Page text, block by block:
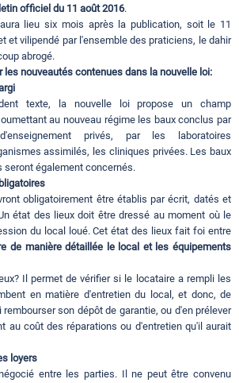
officiel du 11 août 2016.
lieu six mois après la publication, soit le 11
et vilipendé par l'ensemble des praticiens, le dahir
abrogé.
les nouveautés contenues dans la nouvelle loi:
texte, la nouvelle loi propose un champ
au nouveau régime les baux conclus par
privés, par les laboratoires
assimilés, les cliniques privées. Les baux
seront également concernés.
obligatoirement être établis par écrit, datés et
état des lieux doit être dressé au moment où le
du local loué. Cet état des lieux fait foi entre
de manière détaillée le local et les équipements
Il permet de vérifier si le locataire a rempli les
en matière d'entretien du local, et donc, de
son dépôt de garantie, ou d'en prélever
au coût des réparations ou d'entretien qu'il aurait
loyers
entre les parties. Il ne peut être convenu